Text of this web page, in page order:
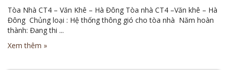
Tòa Nhà CT4 – Văn Khê – Hà Đông Tòa nhà CT4 –Văn khê – Hà
Đông Chủng loại : Hệ thống thông gió cho tòa nhà Năm hoàn
thành: Đang thi ...
Xem thêm »